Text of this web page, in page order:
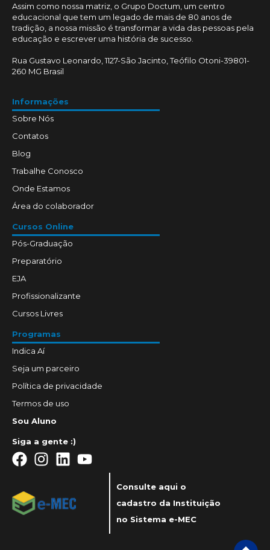
Assim como nossa matriz, o Grupo Doctum, um centro
educacional que tem um legado de mais de 80 anos de
tradição, a nossa missão é transformar a vida das pessoas pela
educação e escrever uma história de sucesso.
Rua Gustavo Leonardo, 1127-São Jacinto, Teófilo Otoni-39801-
260 MG Brasil
Informações
Sobre Nós
Contatos
Blog
Trabalhe Conosco
Onde Estamos
Área do colaborador
Cursos Online
Pós-Graduação
Preparatório
EJA
Profissionalizante
Cursos Livres
Programas
Indica Aí
Seja um parceiro
Política de privacidade
Termos de uso
Sou Aluno
Siga a gente :)
Consulte aqui o
cadastro da Instituição
no Sistema e-MEC